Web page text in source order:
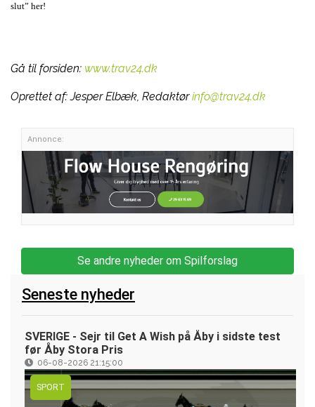
slut” her!
Gå til forsiden: www.trav24.dk
Oprettet af:Jesper Elbæk, Redaktør info@trav24.dk
Annonce:
Se andre nyheder om Spilforslag
Seneste nyheder
SVERIGE - Sejr til Get A Wish på Åby i sidste test
før Åby Stora Pris
06-08-2026 21:15:00
SPORT